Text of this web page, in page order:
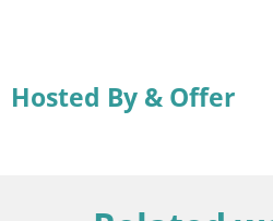
Hosted By & Offer